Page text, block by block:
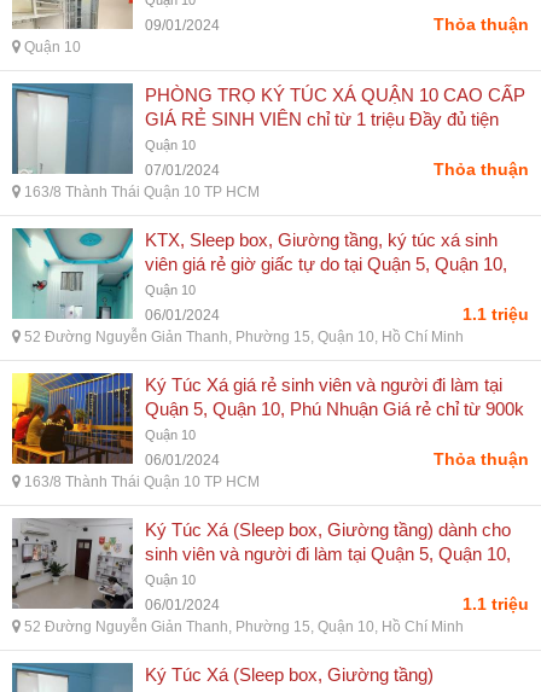
09/01/2024 Thỏa thuận
Quận 10
PHÒNG TRỌ KÝ TÚC XÁ QUẬN 10 CAO CẤP
GIÁ RẺ SINH VIÊN chỉ từ 1 triệu Đầy đủ tiện
nghi 0903834362.com - Đại Phúc
Quận 10
07/01/2024 Thỏa thuận
163/8 Thành Thái Quận 10 TP HCM
KTX, Sleep box, Giường tầng, ký túc xá sinh
viên giá rẻ giờ giấc tự do tại Quận 5, Quận 10,
Phú Nhuận Giá rẻ chỉ từ 1tr2 - Đại Phúc
Quận 10
06/01/2024 1.1 triệu
52 Đường Nguyễn Giản Thanh, Phường 15, Quận 10, Hồ Chí Minh
Ký Túc Xá giá rẻ sinh viên và người đi làm tại
Quận 5, Quận 10, Phú Nhuận Giá rẻ chỉ từ 900k
LH 0903834362 - 0778724159 - Đại Phúc
Quận 10
06/01/2024 Thỏa thuận
163/8 Thành Thái Quận 10 TP HCM
Ký Túc Xá (Sleep box, Giường tầng) dành cho
sinh viên và người đi làm tại Quận 5, Quận 10,
Phú Nhuận Giá rẻ chỉ từ 1tr2 Giờ giấc tự do,
Đầy đủ tiện nghi, full nội thất, an toàn, miễn phí
Free điện, nước, wifi - Đại Phúc
Quận 10
06/01/2024 1.1 triệu
52 Đường Nguyễn Giản Thanh, Phường 15, Quận 10, Hồ Chí Minh
Ký Túc Xá (Sleep box, Giường tầng)